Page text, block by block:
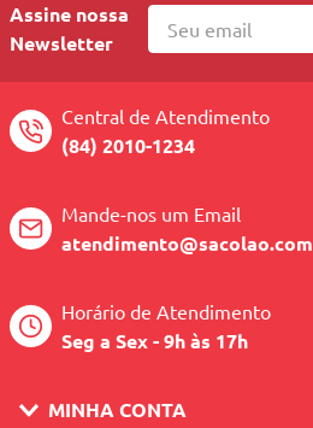
Assine nossa
Newsletter
Central de Atendimento
(84) 2010-1234
Mande-nos um Email
atendimento@sacolao.com
Horário de Atendimento
Seg a Sex - 9h às 17h
MINHA CONTA